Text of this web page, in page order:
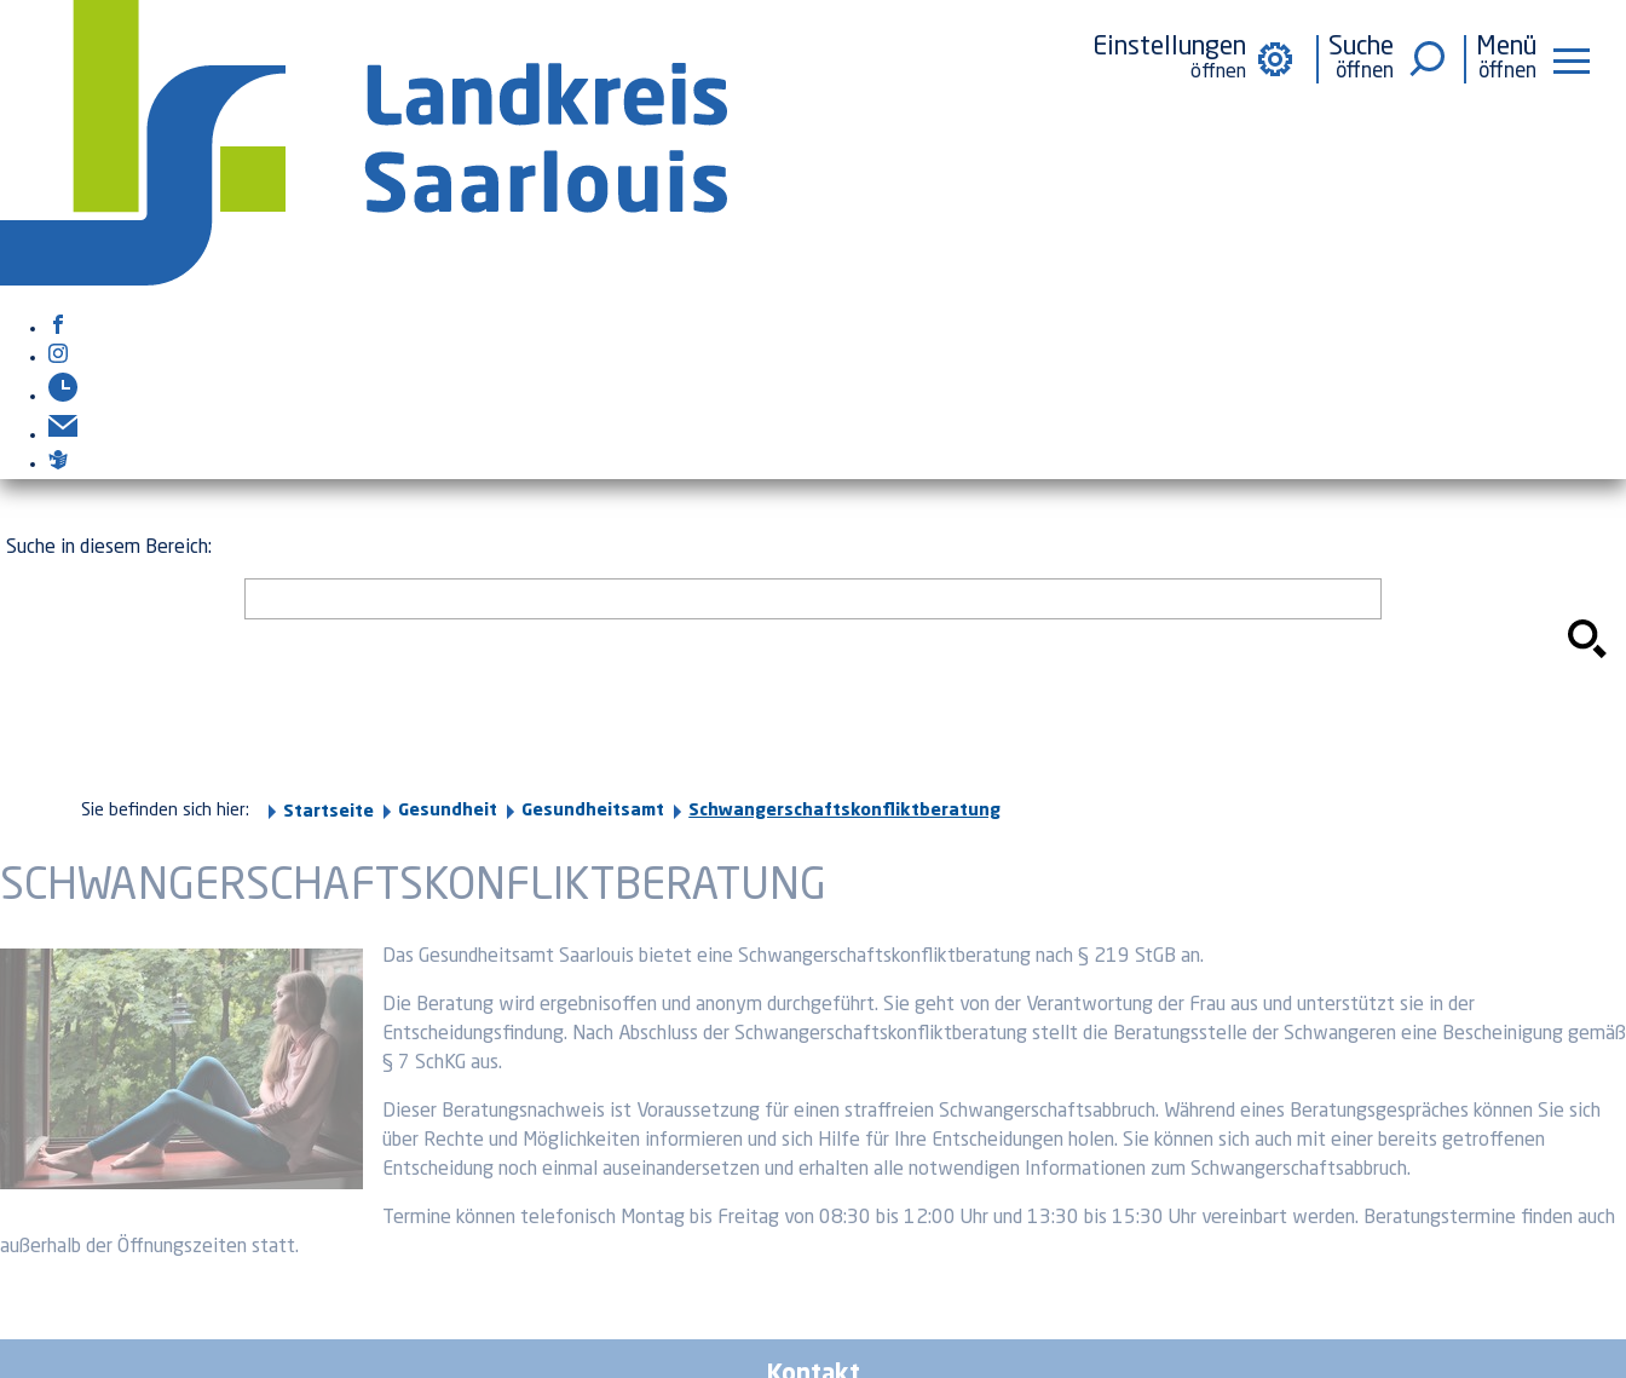
Einstellungen Suche Menü
Suche in diesem Bereich:
Sie befinden sich hier: Startseite Gesundheit Gesundheitsamt Schwangerschaftskonfliktberatung
SCHWANGERSCHAFTSKONFLIKTBERATUNG
Das Gesundheitsamt Saarlouis bietet eine Schwangerschaftskonfliktberatung nach § 219 StGB an.
Die Beratung wird ergebnisoffen und anonym durchgeführt. Sie geht von der Verantwortung der Frau aus und unterstützt sie in der
Entscheidungsfindung. Nach Abschluss der Schwangerschaftskonfliktberatung stellt die Beratungsstelle der Schwangeren eine Bescheinigung gemäß
§ 7 SchKG aus.
Dieser Beratungsnachweis ist Voraussetzung für einen straffreien Schwangerschaftsabbruch. Während eines Beratungsgespräches können Sie sich
über Rechte und Möglichkeiten informieren und sich Hilfe für Ihre Entscheidungen holen. Sie können sich auch mit einer bereits getroffenen
Entscheidung noch einmal auseinandersetzen und erhalten alle notwendigen Informationen zum Schwangerschaftsabbruch.
Termine können telefonisch Montag bis Freitag von 08:30 bis 12:00 Uhr und 13:30 bis 15:30 Uhr vereinbart werden. Beratungstermine finden auch
außerhalb der Öffnungszeiten statt.